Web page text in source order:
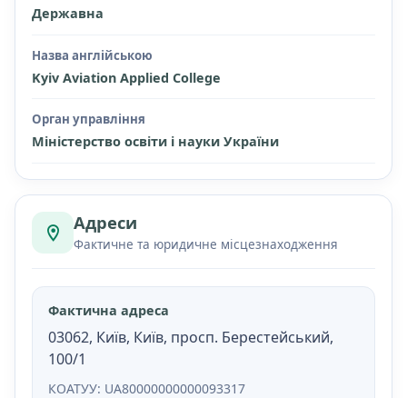
Державна
Назва англійською
Kyiv Aviation Applied College
Орган управління
Міністерство освіти і науки України
Адреси
Фактичне та юридичне місцезнаходження
Фактична адреса
03062, Київ, Київ, просп. Берестейський,
100/1
КОАТУУ: UA80000000000093317